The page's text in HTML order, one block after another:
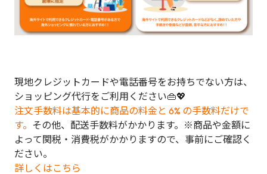
現地クレジットカードや電話番号をお持ちでない方は、
ショッピング代行をご利用ください👜💖
注文手数料は基本的に商品の料金と 6% の手数料だけで
す。 その他、配送手数料がかかります。※商品や金額に
よって関税・消費税がかかりますので、事前にご確認く
ださい。
詳しくはこちら